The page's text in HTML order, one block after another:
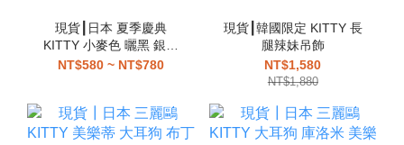
現貨┃日本 夏季慶典
KITTY 小麥色 曬黑 銀色
黑皮 黑色 足球 吊飾
NT$580 ~ NT$780
現貨┃韓國限定 KITTY 長
腿辣妹吊飾
NT$1,580
NT$1,880